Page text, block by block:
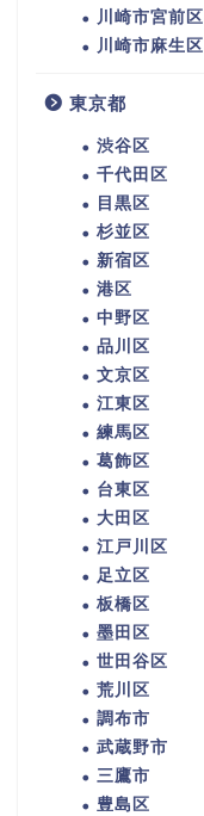
川崎市宮前区
川崎市麻生区
東京都
渋谷区
千代田区
目黒区
杉並区
新宿区
港区
中野区
品川区
文京区
江東区
練馬区
葛飾区
台東区
大田区
江戸川区
足立区
板橋区
墨田区
世田谷区
荒川区
調布市
武蔵野市
三鷹市
豊島区